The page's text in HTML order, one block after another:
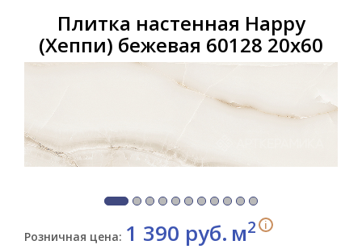
Плитка настенная Happy
(Хеппи) бежевая 60128 20х60
Розничная цена: 1 390 руб. м2 i